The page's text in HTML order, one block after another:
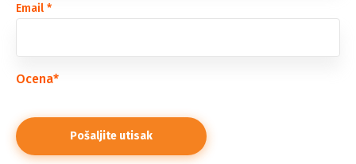
Email *
Ocena*